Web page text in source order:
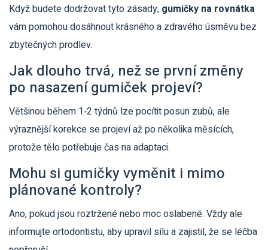
Když budete dodržovat tyto zásady, gumičky na rovnátka
vám pomohou dosáhnout krásného a zdravého úsměvu bez
zbytečných prodlev.
Jak dlouho trvá, než se první změny
po nasazení gumiček projeví?
Většinou během 1‑2 týdnů lze pocítit posun zubů, ale
výraznější korekce se projeví až po několika měsících,
protože tělo potřebuje čas na adaptaci.
Mohu si gumičky vyměnit i mimo
plánované kontroly?
Ano, pokud jsou roztržené nebo moc oslabené. Vždy ale
informujte ortodontistu, aby upravil sílu a zajistil, že se léčba